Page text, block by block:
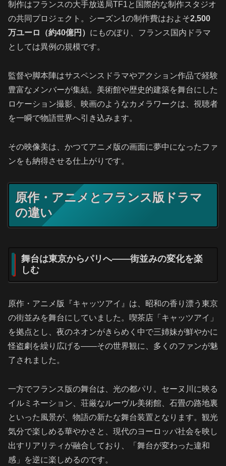
制作はフランスの大手放送局TF1と国際的な制作スタジオ
の共同プロジェクト。シーズン1の制作費はおよそ2,500
万ユーロ（約40億円） にものぼり、フランス国内ドラマ
としては異例の規模です。
監督や脚本陣はサスペンスドラマやアクション作品で経験
豊富なメンバーが集結。美術館や歴史的建築を舞台にした
ロケーション撮影、映画のようなカメラワークは、視聴者
を一瞬で物語世界へ引き込みます。
その映像美は、かつてアニメ版の画面に夢中になったファ
ンをも納得させる仕上がりです。
原作・アニメとフランス版ドラマ
の違い
舞台は東京からパリへ――街並みの変化を楽
しむ
原作・アニメ版『キャッツアイ』は、昭和の香り漂う東京
の街並みを舞台にしていました。喫茶店「キャッツアイ」
を拠点とし、夜のネオンがきらめく中で三姉妹が鮮やかに
怪盗劇を繰り広げる――その世界観に、多くのファンが魅
了されました。
一方でフランス版の舞台は、光の都パリ。セーヌ川に映る
イルミネーション、荘厳なルーヴル美術館、石畳の路地裏
といった風景が、物語の新たな舞台装置となります。観光
気分で楽しめる華やかさと、現代のヨーロッパ社会を映し
出すリアリティが融合しており、「舞台が変わった違和
感」を逆に楽しめるのです。